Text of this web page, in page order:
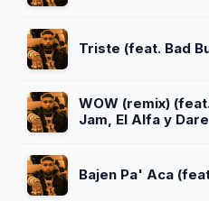
Triste (feat. Bad
WOW (remix)
Jam, El Alfa y
Bajen Pa' Aca